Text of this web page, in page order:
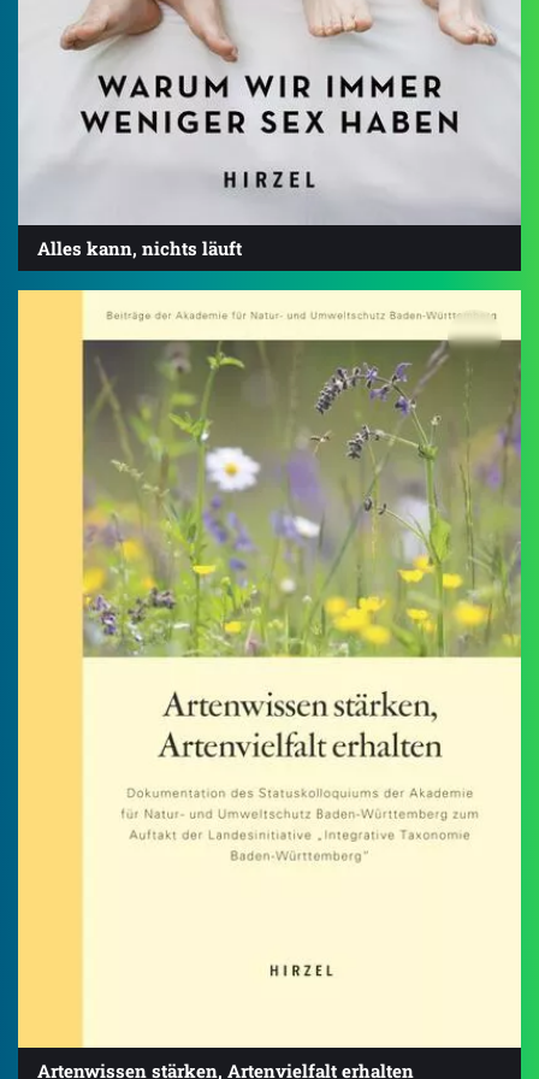
Alles kann, nichts läuft
Artenwissen stärken, Artenvielfalt erhalten